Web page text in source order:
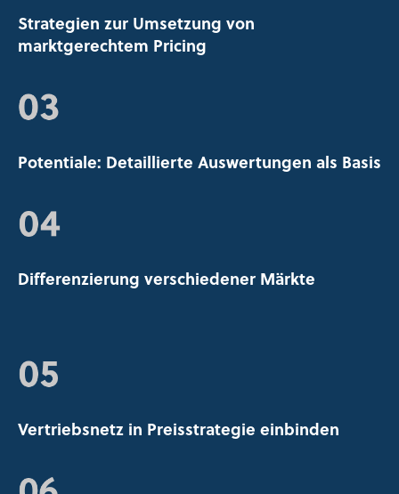
Strategien zur Umsetzung von
marktgerechtem Pricing​
Potentiale: Detaillierte Auswertungen als Basis​
Differenzierung verschiedener Märkte​
Vertriebsnetz in Preisstrategie einbinden